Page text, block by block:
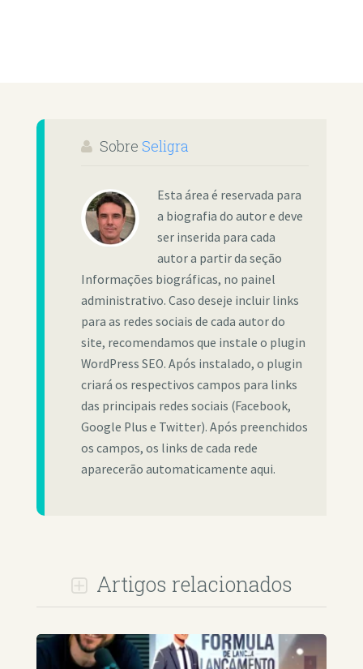
Sobre Seligra
Esta área é reservada para
a biografia do autor e deve
ser inserida para cada
autor a partir da seção
Informações biográficas, no painel
administrativo. Caso deseje incluir links
para as redes sociais de cada autor do
site, recomendamos que instale o plugin
WordPress SEO. Após instalado, o plugin
criará os respectivos campos para links
das principais redes sociais (Facebook,
Google Plus e Twitter). Após preenchidos
os campos, os links de cada rede
aparecerão automaticamente aqui.
Artigos relacionados